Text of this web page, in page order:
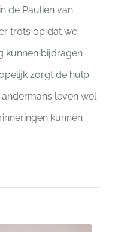
de Paulien van
trots op dat we
kunnen bijdragen
zorgt de hulp
leven wel
kunnen